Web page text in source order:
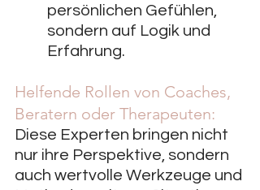
persönlichen Gefühlen,
sondern auf Logik und
Erfahrung.
Helfende Rollen von Coaches,
Beratern oder Therapeuten:
Diese Experten bringen nicht
nur ihre Perspektive, sondern
auch wertvolle Werkzeuge und